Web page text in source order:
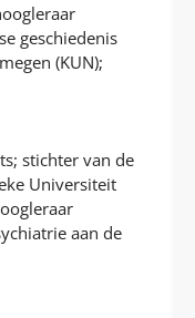
geschiedenis
(KUN);
stichter van de
Universiteit
aan de